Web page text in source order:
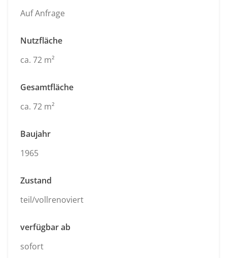
Auf Anfrage
Nutzfläche
ca. 72 m²
Gesamtfläche
ca. 72 m²
Baujahr
1965
Zustand
teil/vollrenoviert
verfügbar ab
sofort